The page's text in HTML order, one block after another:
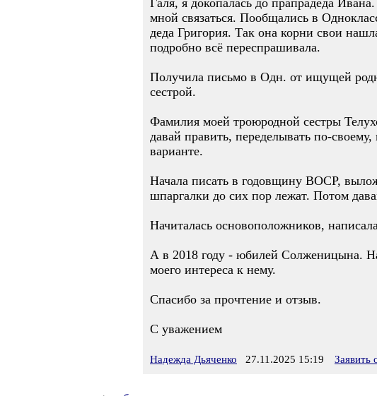
Галя, я докопалась до прапрадеда
мной связаться. Пообщались в
деда Григория. Так она корни свои
подробно всё переспрашивала.
Получила письмо в Одн. от ищущей
сестрой.
Фамилия моей троюродной сестры
давай править, переделывать по-
варианте.
Начала писать в годовщину ВОСР,
шпаргалки до сих пор лежат. Потом
Начиталась основоположников,
А в 2018 году - юбилей Солженицына.
моего интереса к нему.
Спасибо за прочтение и отзыв.
С уважением
Надежда Дьяченко 27.11.2025 15:19 Заявить